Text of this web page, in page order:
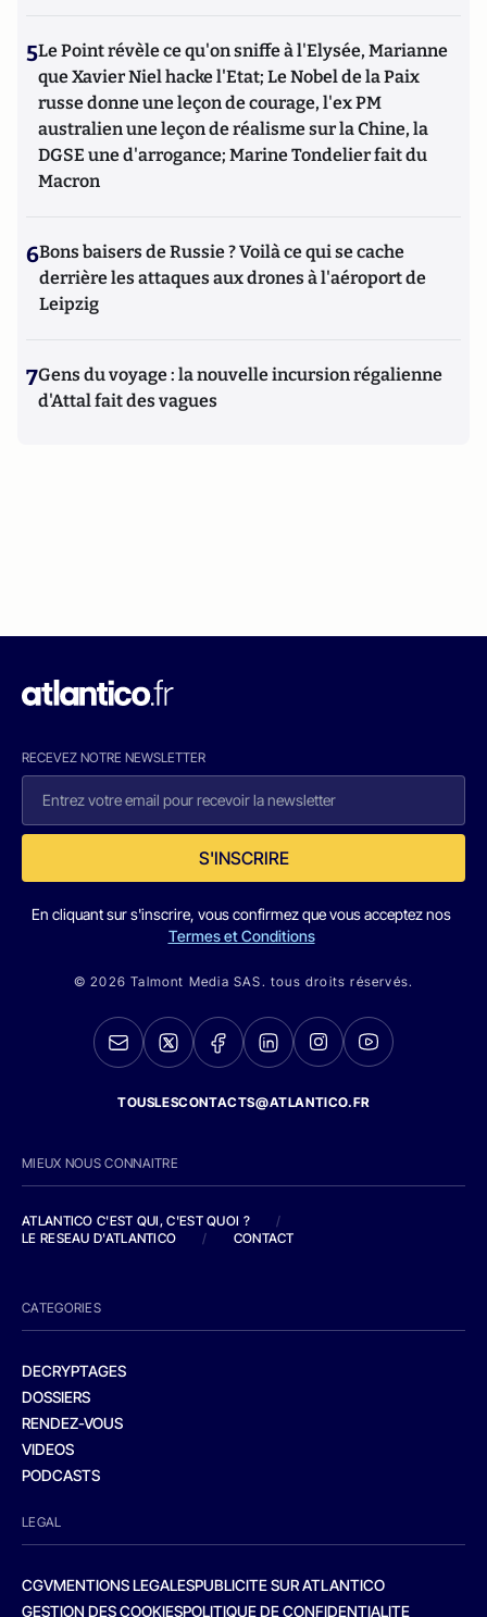
5Le Point révèle ce qu'on sniffe à l'Elysée, Marianne
que Xavier Niel hacke l'Etat; Le Nobel de la Paix
russe donne une leçon de courage, l'ex PM
australien une leçon de réalisme sur la Chine, la
DGSE une d'arrogance; Marine Tondelier fait du
Macron
6Bons baisers de Russie ? Voilà ce qui se cache
derrière les attaques aux drones à l'aéroport de
Leipzig
7Gens du voyage : la nouvelle incursion régalienne
d'Attal fait des vagues
RECEVEZ NOTRE NEWSLETTER
S'INSCRIRE
En cliquant sur s'inscrire, vous confirmez que vous acceptez nos
Termes et Conditions
© 2026 Talmont Media SAS. tous droits réservés.
TOUSLESCONTACTS@ATLANTICO.FR
MIEUX NOUS CONNAITRE
ATLANTICO C'EST QUI, C'EST QUOI ?
/
LE RESEAU D'ATLANTICO
/ CONTACT
CATEGORIES
DECRYPTAGES
DOSSIERS
RENDEZ-VOUS
VIDEOS
PODCASTS
LEGAL
CGVMENTIONS LEGALESPUBLICITE SUR ATLANTICO
GESTION DES COOKIESPOLITIQUE DE CONFIDENTIALITE